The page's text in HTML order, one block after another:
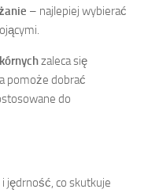
– najlepiej wybierać
zaleca się
pomoże dobrać
do
jędrność, co skutkuje